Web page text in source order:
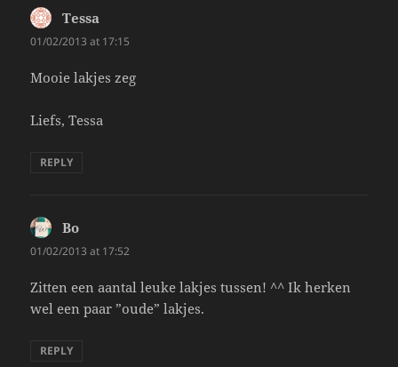
Tessa
01/02/2013 at 17:15
Mooie lakjes zeg
Liefs, Tessa
REPLY
Bo
01/02/2013 at 17:52
Zitten een aantal leuke lakjes tussen! ^^ Ik herken
wel een paar ”oude” lakjes.
REPLY